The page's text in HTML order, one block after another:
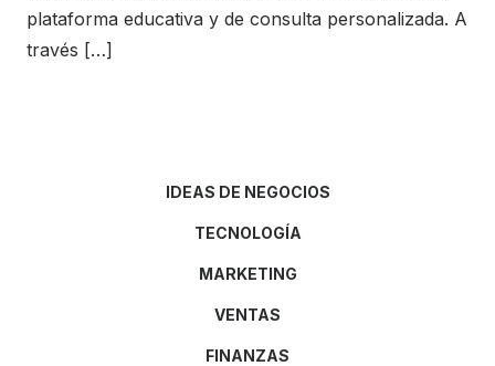
plataforma educativa y de consulta personalizada. A
través […]
IDEAS DE NEGOCIOS
TECNOLOGÍA
MARKETING
VENTAS
FINANZAS